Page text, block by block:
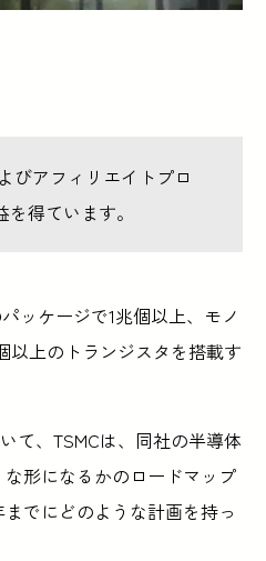
びアフィリエイトプロ
得ています。
ッケージで1兆個以上、モノ
以上のトランジスタを搭載す
て、TSMCは、同社の半導体
形になるかのロードマップ
でにどのような計画を持っ